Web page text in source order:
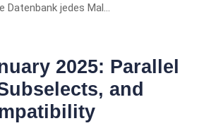
Datenbank jedes Mal…
2025: Parallel
and